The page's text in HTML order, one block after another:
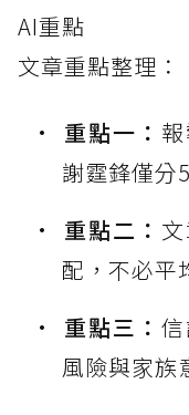
AI重點
文章重點整理：
重點一：
謝霆鋒僅分
重點二：
配，不必平
重點三：
風險與家族